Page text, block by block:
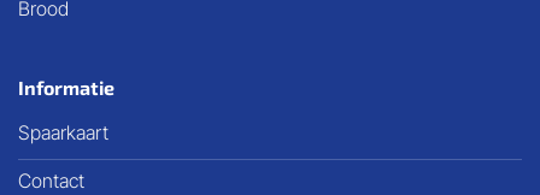
Brood
Informatie
Spaarkaart
Contact